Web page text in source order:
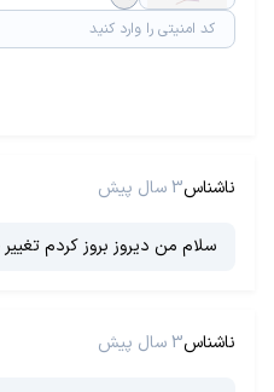
ناشناس3 سال پیش
سلام من دیروز بروز کردم
ناشناس3 سال پیش